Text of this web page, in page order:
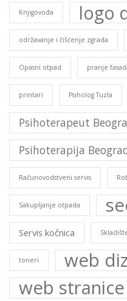
Knjigovođa logo
održavanje i čišćenje zgrada
Opasni otpad pranje
printari Psiholog Tuzla
Psihoterapeut
Psihoterapija
Računovodstveni servis
Sakupljanje otpada
Servis kočnica
toneri web
web stranice